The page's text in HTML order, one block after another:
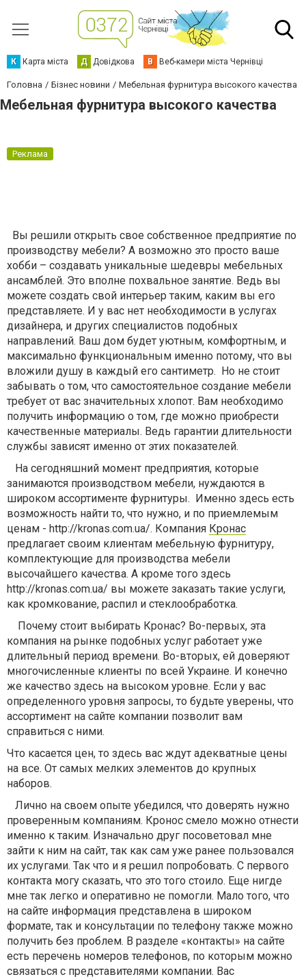
К Карта міста Д Довідкова В Веб-камери міста Чернівці
Головна Бізнес новини Мебельная фурнитура высокого качества
Мебельная фурнитура высокого качества
Реклама
Вы решили открыть свое собственное предприятие по
производству мебели? А возможно это просто ваше
хобби – создавать уникальные шедевры мебельных
ансамблей. Это вполне похвальное занятие. Ведь вы
можете создать свой интерьер таким, каким вы его
представляете. И у вас нет необходимости в услугах
дизайнера, и других специалистов подобных
направлений. Ваш дом будет уютным, комфортным, и
максимально функциональным именно потому, что вы
вложили душу в каждый его сантиметр. Но не стоит
забывать о том, что самостоятельное создание мебели
требует от вас значительных хлопот. Вам необходимо
получить информацию о том, где можно приобрести
качественные материалы. Ведь гарантии длительности
службы зависят именно от этих показателей.
На сегодняшний момент предприятия, которые
занимаются производством мебели, нуждаются в
широком ассортименте фурнитуры. Именно здесь есть
возможность найти то, что нужно, и по приемлемым
ценам - http://kronas.com.ua/. Компания Кронас
предлагает своим клиентам мебельную фурнитуру,
комплектующие для производства мебели
высочайшего качества. А кроме того здесь
http://kronas.com.ua/ вы можете заказать такие услуги,
как кромкование, распил и стеклообработка.
Почему стоит выбирать Кронас? Во-первых, эта
компания на рынке подобных услуг работает уже
длительный период времени. Во-вторых, ей доверяют
многочисленные клиенты по всей Украине. И конечно
же качество здесь на высоком уровне. Если у вас
определенного уровня запросы, то будьте уверены, что
ассортимент на сайте компании позволит вам
справиться с ними.
Что касается цен, то здесь вас ждут адекватные цены
на все. От самых мелких элементов до крупных
наборов.
Лично на своем опыте убедился, что доверять нужно
проверенным компаниям. Кронос смело можно отнести
именно к таким. Изначально друг посоветовал мне
зайти к ним на сайт, так как сам уже ранее пользовался
их услугами. Так что и я решил попробовать. С первого
контакта могу сказать, что это того стоило. Еще нигде
мне так легко и оперативно не помогли. Мало того, что
на сайте информация представлена в широком
формате, так и консультации по телефону также можно
получить без проблем. В разделе «контакты» на сайте
есть перечень номеров телефонов, по которым можно
связаться с представителями компании. Вас